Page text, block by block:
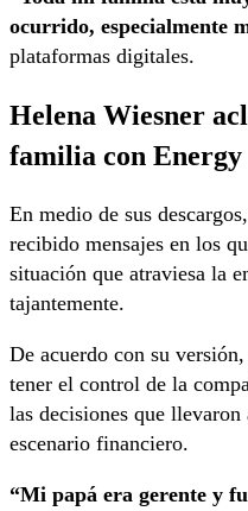
ocurrido, especialmente
plataformas digitales.
Helena Wiesner
familia con Energy
En medio de sus
recibido mensajes en los
situación que atraviesa la
tajantemente.
De acuerdo con su
tener el control de la
las decisiones que
escenario financiero.
“Mi papá era gerente y